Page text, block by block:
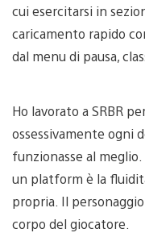
cui esercitarsi in
caricamento rapido
dal menu di pausa,
Ho lavorato a SRBR
ossessivamente ogni
funzionasse al
un platform è la
propria. Il
corpo del giocatore.